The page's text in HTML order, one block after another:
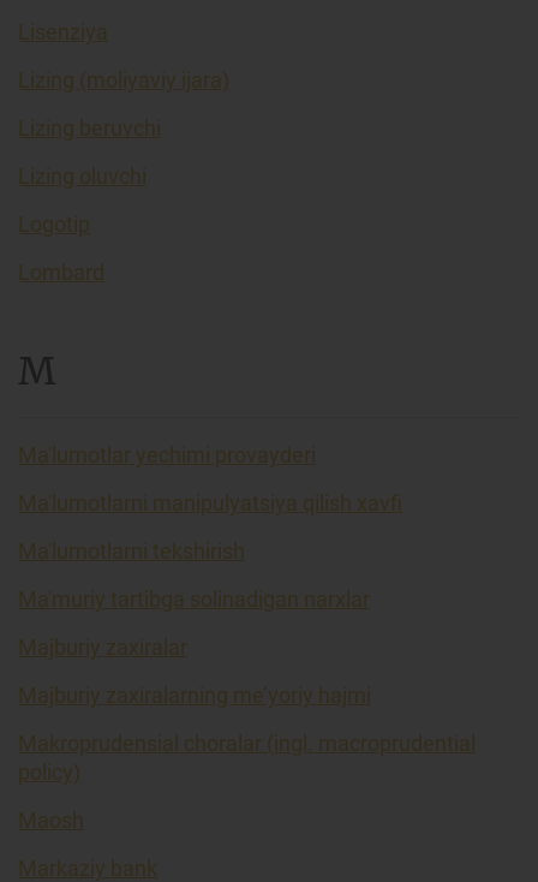
Lisenziya
Lizing (moliyaviy ijara)
Lizing beruvchi
Lizing oluvchi
Logotip
Lombard
M
Ma'lumotlar yechimi provayderi
Ma'lumotlarni manipulyatsiya qilish xavfi
Ma'lumotlarni tekshirish
Ma'muriy tartibga solinadigan narxlar
Majburiy zaxiralar
Majburiy zaxiralarning me’yoriy hajmi
Makroprudensial choralar (ingl. macroprudential
policy)
Maosh
Markaziy bank